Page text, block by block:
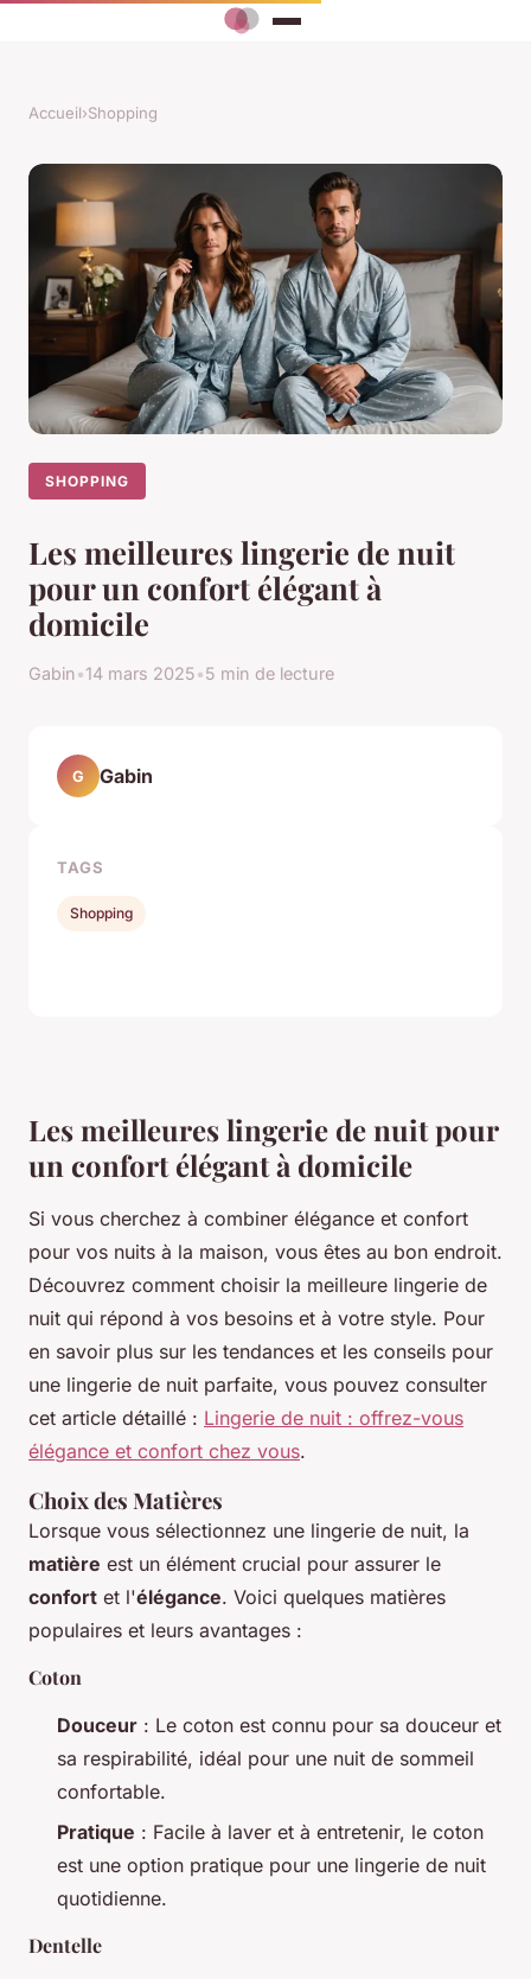
Accueil›Shopping
SHOPPING
Les meilleures lingerie de nuit
pour un confort élégant à
domicile
Gabin•14 mars 2025•5 min de lecture
Les meilleures lingerie de nuit pour
un confort élégant à domicile
Si vous cherchez à combiner élégance et confort
pour vos nuits à la maison, vous êtes au bon endroit.
Découvrez comment choisir la meilleure lingerie de
nuit qui répond à vos besoins et à votre style. Pour
en savoir plus sur les tendances et les conseils pour
une lingerie de nuit parfaite, vous pouvez consulter
cet article détaillé : Lingerie de nuit : offrez-vous
élégance et confort chez vous.
Choix des Matières
Lorsque vous sélectionnez une lingerie de nuit, la
matière est un élément crucial pour assurer le
confort et l'élégance. Voici quelques matières
populaires et leurs avantages :
Coton
Douceur : Le coton est connu pour sa douceur et
sa respirabilité, idéal pour une nuit de sommeil
confortable.
Pratique : Facile à laver et à entretenir, le coton
est une option pratique pour une lingerie de nuit
quotidienne.
Dentelle
G Gabin
TAGS
Shopping